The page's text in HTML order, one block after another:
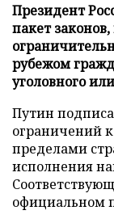
Президент
пакет
рубежом
уголовного
Путин
ограничений
пределами
исполнения
официальном